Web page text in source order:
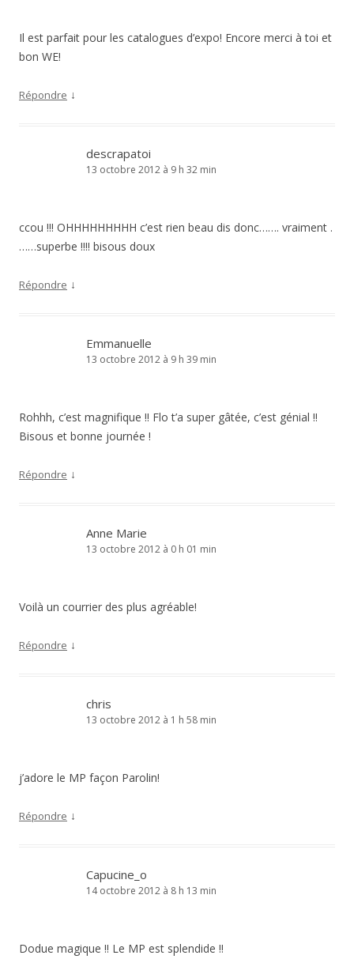
Il est parfait pour les catalogues d’expo! Encore merci à toi et
bon WE!
Répondre ↓
descrapatoi
13 octobre 2012 à 9 h 32 min
ccou !!! OHHHHHHHHH c’est rien beau dis donc……. vraiment .
……superbe !!!! bisous doux
Répondre ↓
Emmanuelle
13 octobre 2012 à 9 h 39 min
Rohhh, c’est magnifique !! Flo t’a super gâtée, c’est génial !!
Bisous et bonne journée !
Répondre ↓
Anne Marie
13 octobre 2012 à 0 h 01 min
Voilà un courrier des plus agréable!
Répondre ↓
chris
13 octobre 2012 à 1 h 58 min
j’adore le MP façon Parolin!
Répondre ↓
Capucine_o
14 octobre 2012 à 8 h 13 min
Dodue magique !! Le MP est splendide !!